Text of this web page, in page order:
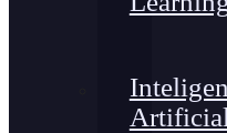
Artificial